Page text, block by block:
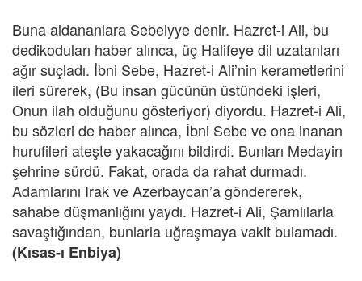
Buna aldananlara Sebeiyye denir. Hazret-i Ali, bu
dedikoduları haber alınca, üç Halifeye dil uzatanları
ağır suçladı. İbni Sebe, Hazret-i Ali’nin kerametlerini
ileri sürerek, (Bu insan gücünün üstündeki işleri,
Onun ilah olduğunu gösteriyor) diyordu. Hazret-i Ali,
bu sözleri de haber alınca, İbni Sebe ve ona inanan
hurufileri ateşte yakacağını bildirdi. Bunları Medayin
şehrine sürdü. Fakat, orada da rahat durmadı.
Adamlarını Irak ve Azerbaycan’a göndererek,
sahabe düşmanlığını yaydı. Hazret-i Ali, Şamlılarla
savaştığından, bunlarla uğraşmaya vakit bulamadı.
(Kısas-ı Enbiya)